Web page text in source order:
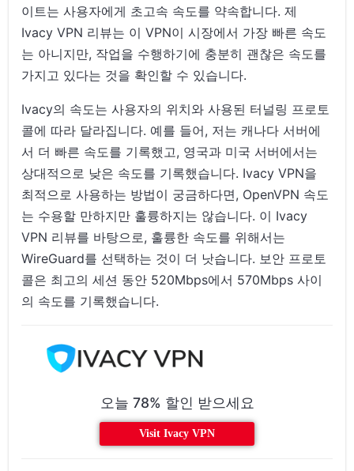
이트는 사용자에게 초고속 속도를 약속합니다. 제
Ivacy VPN 리뷰는 이 VPN이 시장에서 가장 빠른 속도
는 아니지만, 작업을 수행하기에 충분히 괜찮은 속도를
가지고 있다는 것을 확인할 수 있습니다.
Ivacy의 속도는 사용자의 위치와 사용된 터널링 프로토
콜에 따라 달라집니다. 예를 들어, 저는 캐나다 서버에
서 더 빠른 속도를 기록했고, 영국과 미국 서버에서는
상대적으로 낮은 속도를 기록했습니다. Ivacy VPN을
최적으로 사용하는 방법이 궁금하다면, OpenVPN 속도
는 수용할 만하지만 훌륭하지는 않습니다. 이 Ivacy
VPN 리뷰를 바탕으로, 훌륭한 속도를 위해서는
WireGuard를 선택하는 것이 더 낫습니다. 보안 프로토
콜은 최고의 세션 동안 520Mbps에서 570Mbps 사이
의 속도를 기록했습니다.
오늘 78% 할인 받으세요
Visit Ivacy VPN